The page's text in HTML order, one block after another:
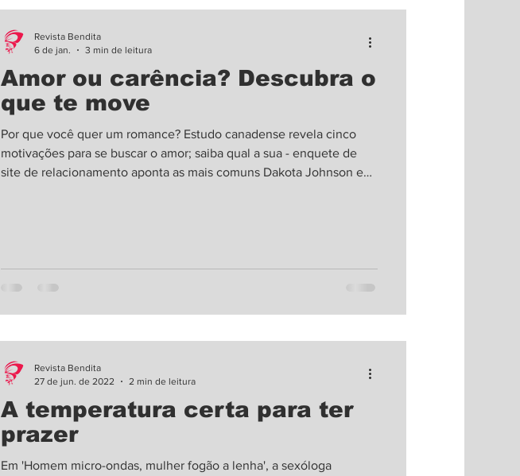
Amor ou carência? Descubra o
que te move
Por que você quer um romance? Estudo canadense revela cinco
motivações para se buscar o amor; saiba qual a sua - enquete de
site de relacionamento aponta as mais comuns Dakota Johnson e
simplista. Por trás da busca por um romance, podem e
Revista Bendita
6 de jan.
3 min de leitura
A temperatura certa para ter
prazer
Em 'Homem micro-ondas, mulher fogão a lenha', a sexóloga
Revista Bendita
27 de jun. de 2022
2 min de leitura